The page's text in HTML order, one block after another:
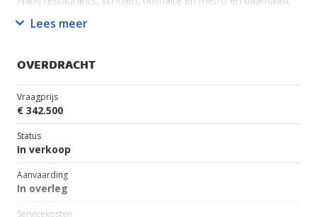
Daarnaast stopt de watertaxi zowat voor de deur!
Ook de bereikbaarheid is uitstekend, zowel de A15 en A16 en
bevindt zich nabij de Waalhaven.
Indeling
Begane grond:
Representatieve entree met bellentableau en brievenbussen.
Opslagruimte van ca 2 bij 2 meter.
3e verdieping:
Lees meer
OVERDRACHT
Vraagprijs
€ 342.500
Status
In verkoop
Aanvaarding
In overleg
Servicekosten